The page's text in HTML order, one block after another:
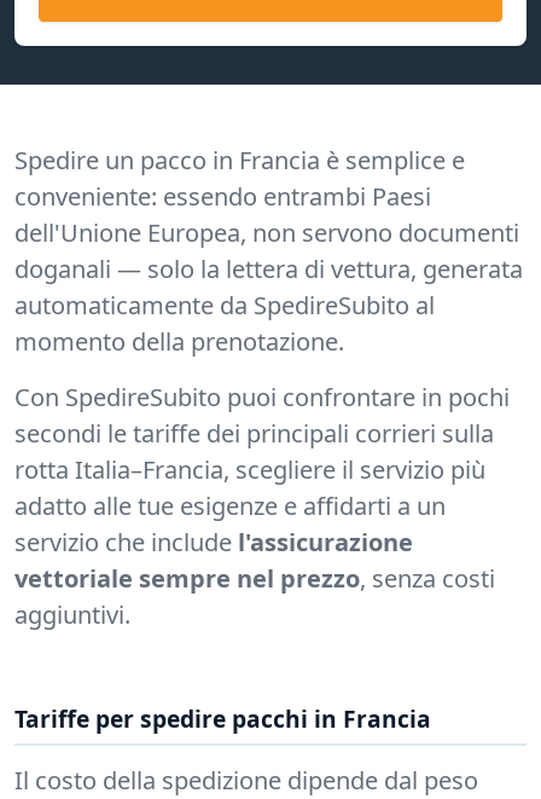
Spedire un pacco in Francia è semplice e
conveniente: essendo entrambi Paesi
dell'Unione Europea, non servono documenti
doganali — solo la lettera di vettura, generata
automaticamente da SpedireSubito al
momento della prenotazione.
Con SpedireSubito puoi confrontare in pochi
secondi le tariffe dei principali corrieri sulla
rotta Italia–Francia, scegliere il servizio più
adatto alle tue esigenze e affidarti a un
servizio che include l'assicurazione
vettoriale sempre nel prezzo, senza costi
aggiuntivi.
Tariffe per spedire pacchi in Francia
Il costo della spedizione dipende dal peso